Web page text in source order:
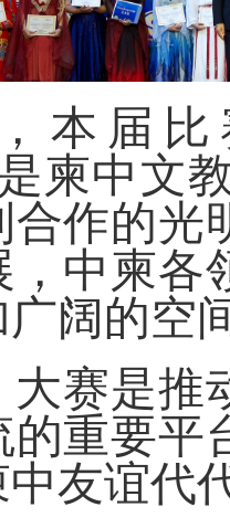
本届
柬中文
合作的光
，中柬各
阔的空
大赛是推
的重要平
友谊代